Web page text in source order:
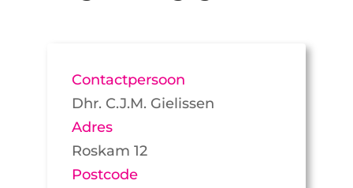
Contactpersoon
Dhr. C.J.M. Gielissen
Adres
Roskam 12
Postcode